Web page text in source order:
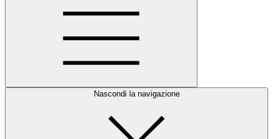
Nascondi la navigazione